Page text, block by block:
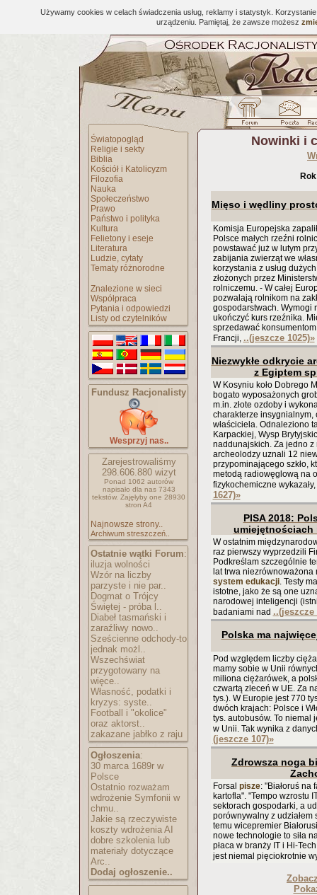
Używamy cookies w celach świadczenia usług, reklamy i statystyk.
urządzeniu. Pamiętaj, że zawsze możesz
Światopogląd
Religie i sekty
Biblia
Kościół i Katolicyzm
Filozofia
Nauka
Społeczeństwo
Prawo
Państwo i polityka
Kultura
Felietony i eseje
Literatura
Ludzie, cytaty
Tematy różnorodne
Znalezione w sieci
Współpraca
Pytania i odpowiedzi
Listy od czytelników
Fundusz Racjonalisty
Wesprzyj nas..
Zarejestrowaliśmy
298.606.880wizyt
Ponad 1062 autorów
napisało dla nas 7343
tekstów. Zajęłyby one 28930
stron A4
Najnowsze strony..
Archiwum streszczeń..
Ostatnie wątki Forum:
iluzja wolności
Wzór na liczby
parzyste i nie par..
Dogmat o Trójcy
Świętej - próba l..
Diabeł tasmański i
zaraźliwy nowo..
Sześcienne odchody-to
jednak możl..
Wszechświat
przygotowany na
więce..
Własność, podatki i
kryzys: syste..
Football i "okolice"
oraz aktorst..
zakazane jabłko z raju
Ogłoszenia:
30 marca 1689r w
Polsce
Ostatnio rozważam
wdrożenie Symfonii w
chmu..
Jakie są rzeczywiste
koszty wdrożenia AI
dobre szkolenia lub
materiały dotyczące
Arc..
Dodaj ogłoszenie..
Nowinki i
Mięso i wędliny
Komisja Europejska
Polsce małych rzeźni
powstawać już w lutym
zabijania zwierząt we
korzystania z usług
złożonych przez
rolniczemu. - W całej
pozwalają rolnikom na
gospodarstwach. Wymogi
ukończyć kurs rzeźnika.
sprzedawać
Francji, ..(jeszcze 1025)»
Niezwykłe odkrycie
z Egiptem
W Kosyniu koło Dobrego
bogato wyposażonych
m.in. złote ozdoby i
charakterze insygnialnym,
właściciela. Odnaleziono
Karpackiej, Wysp
naddunajskich. Za jedno
archeolodzy uznali 12
przypominającego szkło,
metodą radiowęglową na
fizykochemiczne
1627)»
PISA 2018:
umiejętnościach
W ostatnim
raz pierwszy wyprzedzili
Podkreślam szczególnie
lat trwa
system edukacji. Testy
istotne, jako że są one
narodowej inteligencji
badaniami nad ..(jeszcze
Polska ma
Pod względem liczby
mamy sobie w Unii
miliona ciężarówek, a
czwartą zleceń w UE. Za
tys.). W Europie jest 770
dwóch krajach: Polsce i
tys. autobusów. To niemal
w Unii. Tak wynika z
(jeszcze 107)»
Zdrowsza noga
Forsal pisze: "Białoruś na
kartofla". "Tempo wzrostu
sektorach gospodarki, a
porównywalny z udziałem
temu wicepremier
nowe technologie to siła
płaca w branży IT i Hi-
jest niemal pięciokrotnie